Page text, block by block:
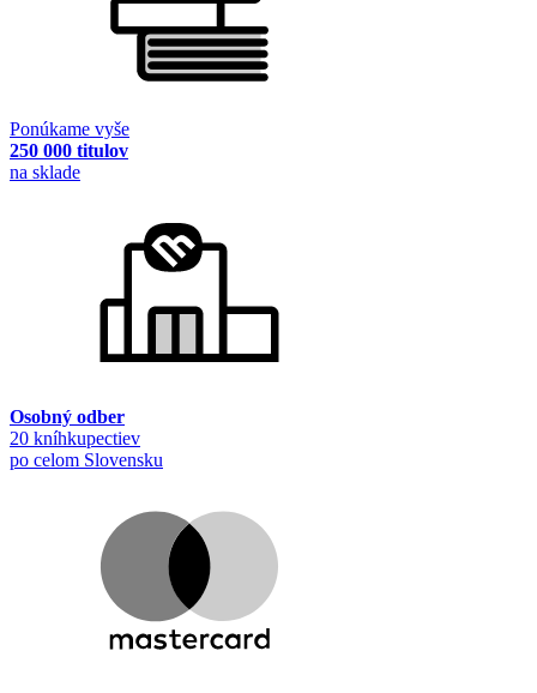
Ponúkame vyše
250 000 titulov
na sklade
Osobný odber
20 kníhkupectiev
po celom Slovensku